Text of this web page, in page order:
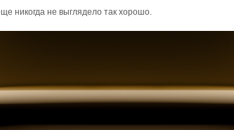
никогда не выглядело так хорошо.